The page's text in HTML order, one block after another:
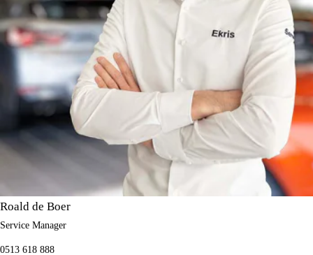
Roald de Boer
Service Manager
0513 618 888